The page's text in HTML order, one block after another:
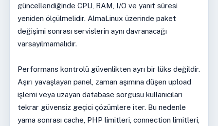
güncellendiğinde CPU, RAM, I/O ve yanıt süresi
yeniden ölçülmelidir. AlmaLinux üzerinde paket
değişimi sonrası servislerin aynı davranacağı
varsayılmamalıdır.
Performans kontrolü güvenlikten ayrı bir lüks değildir.
Aşırı yavaşlayan panel, zaman aşımına düşen upload
işlemi veya uzayan database sorgusu kullanıcıları
tekrar güvensiz geçici çözümlere iter. Bu nedenle
yama sonrası cache, PHP limitleri, connection limitleri,